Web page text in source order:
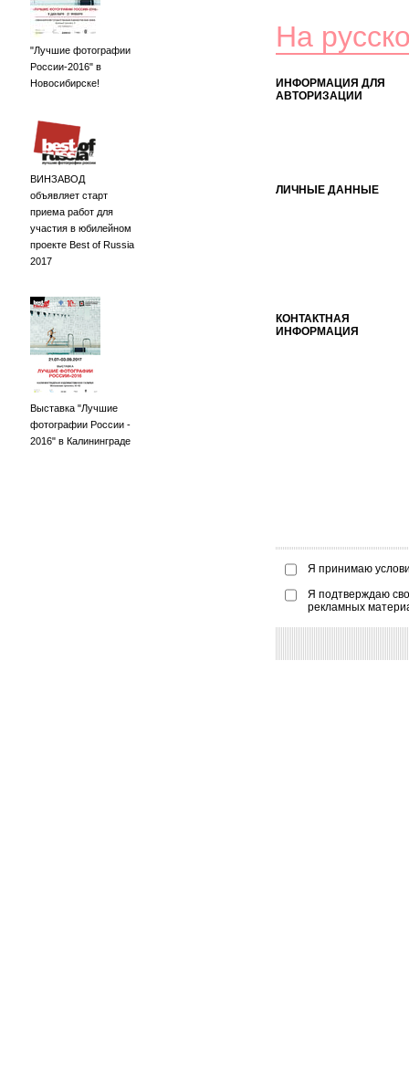
"Лучшие фотографии
России-2016" в
Новосибирске!
ВИНЗАВОД
объявляет старт
приема работ для
участия в юбилейном
проекте Best of Russia
2017
Выставка "Лучшие
фотографии России -
2016" в Калининграде
На
ИНФОРМАЦИЯ ДЛЯ
АВТОРИЗАЦИИ
ЛИЧНЫЕ ДАННЫЕ
КОНТАКТНАЯ
ИНФОРМАЦИЯ
Я принимаю
Я подтверждаю
рекламных